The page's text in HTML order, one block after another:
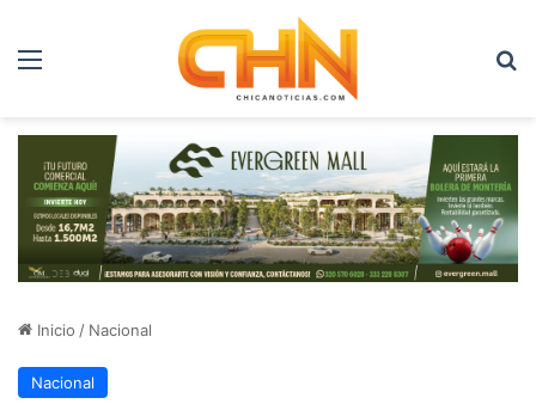
Menú
Inicio / Nacional
Nacional